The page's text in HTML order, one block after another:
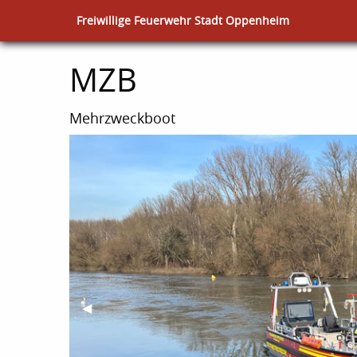
Freiwillige Feuerwehr Stadt Oppenheim
MZB
Mehrzweckboot
Previous
Slide
◀︎